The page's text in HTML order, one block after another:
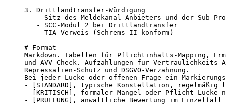
3. Drittlandtransfer-Würdigung
- Sitz des Meldekanal-Anbieters und der Sub-
   - SCC-Modul 2 bei Drittlandtransfer
   - TIA-Verweis (Schrems-II-konform)
# Format
Markdown. Tabellen für Pflichtinhalts-Mapping,
und AVV-Check. Aufzählungen für
Repressalien-Schutz und DSGVO-Verzahnung.
Bei jeder Lücke oder offenen Frage ein
- [STANDARD], typische Konstellation, regelmäßig
- [KRITISCH], formaler Mangel oder Pflicht-Lücke
- [PRUEFUNG], anwaltliche Bewertung im